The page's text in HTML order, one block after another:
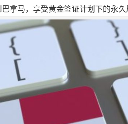
拿马，享受黄金签证计划下的永久